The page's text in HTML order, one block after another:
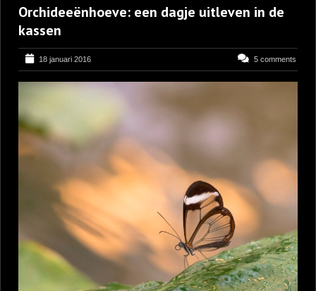
Orchideeënhoeve: een dagje uitleven in de
kassen
18 januari 2016 5 comments